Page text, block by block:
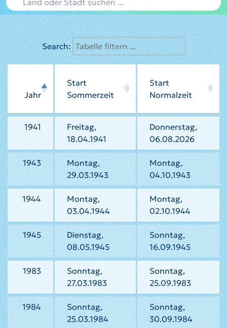
Search:
Jahr
Start
Sommerzeit
Start
Normalzeit
1941
Freitag,
18.04.1941
Donnerstag,
06.08.2026
1943
Montag,
29.03.1943
Montag,
04.10.1943
1944
Montag,
03.04.1944
Montag,
02.10.1944
1945
Dienstag,
08.05.1945
Sonntag,
16.09.1945
1983
Sonntag,
27.03.1983
Sonntag,
25.09.1983
1984
Sonntag,
25.03.1984
Sonntag,
30.09.1984